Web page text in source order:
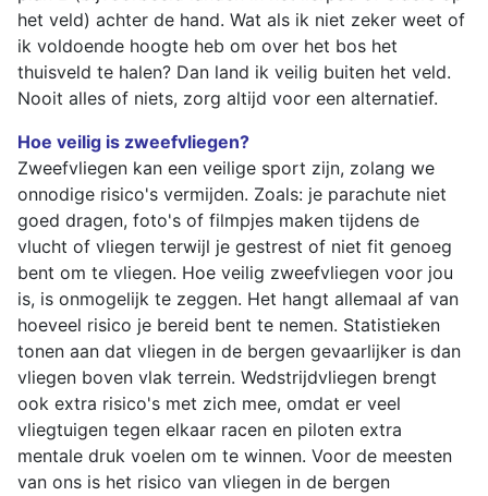
het veld) achter de hand. Wat als ik niet zeker weet of
ik voldoende hoogte heb om over het bos het
thuisveld te halen? Dan land ik veilig buiten het veld.
Nooit alles of niets, zorg altijd voor een alternatief.
Hoe veilig is zweefvliegen?
Zweefvliegen kan een veilige sport zijn, zolang we
onnodige risico's vermijden. Zoals: je parachute niet
goed dragen, foto's of filmpjes maken tijdens de
vlucht of vliegen terwijl je gestrest of niet fit genoeg
bent om te vliegen. Hoe veilig zweefvliegen voor jou
is, is onmogelijk te zeggen. Het hangt allemaal af van
hoeveel risico je bereid bent te nemen. Statistieken
tonen aan dat vliegen in de bergen gevaarlijker is dan
vliegen boven vlak terrein. Wedstrijdvliegen brengt
ook extra risico's met zich mee, omdat er veel
vliegtuigen tegen elkaar racen en piloten extra
mentale druk voelen om te winnen. Voor de meesten
van ons is het risico van vliegen in de bergen